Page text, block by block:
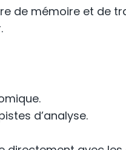
de mémoire et de
d’analyse.